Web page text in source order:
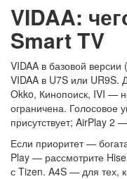
VIDAA:
Smart TV
VIDAA в базовой
VIDAA в U7S или UR9S.
Okko, Кинопоиск, IVI —
ограничена. Голосовое
присутствует; AirPlay 2
Если приоритет —
Play — рассмотрите
с Tizen. A4S — для тех,